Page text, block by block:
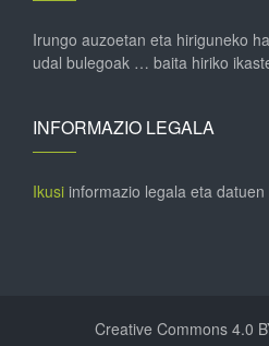
Irungo auzoetan eta hiriguneko
udal bulegoak … baita hiriko
INFORMAZIO LEGALA
Ikusi informazio legala eta
Creative Commons 4.0